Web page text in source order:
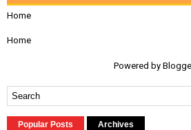
Home
Home
Powered by
Popular Posts Archives